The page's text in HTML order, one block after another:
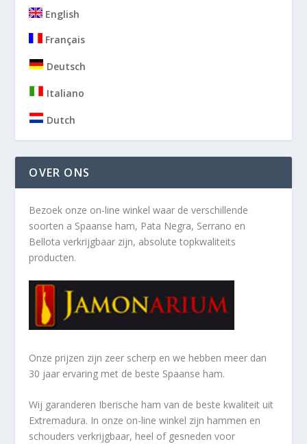
English
Français
Deutsch
Italiano
Dutch
OVER ONS
Bezoek onze on-line winkel waar de verschillende
soorten a Spaanse ham, Pata Negra, Serrano en
Bellota verkrijgbaar zijn, absolute topkwaliteits
producten.
Onze prijzen zijn zeer scherp en we hebben meer dan
30 jaar ervaring met de beste Spaanse ham.
Wij garanderen Iberische ham van de beste kwaliteit uit
Extremadura. In onze on-line winkel zijn hammen en
schouders verkrijgbaar, heel of gesneden voor